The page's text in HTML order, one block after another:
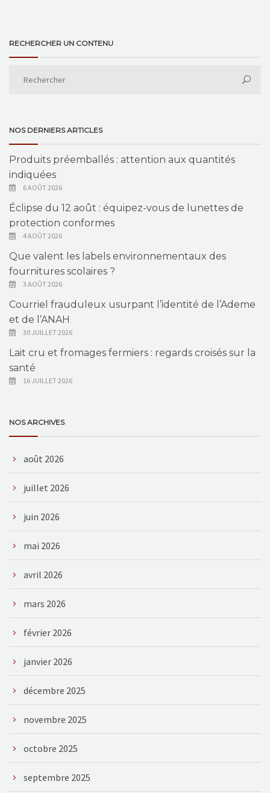
RECHERCHER UN CONTENU
NOS DERNIERS ARTICLES
Produits préemballés : attention aux quantités
indiquées
6 AOÛT 2026
Éclipse du 12 août : équipez-vous de lunettes de
protection conformes
4 AOÛT 2026
Que valent les labels environnementaux des
fournitures scolaires ?
3 AOÛT 2026
Courriel frauduleux usurpant l’identité de l’Ademe
et de l’ANAH
30 JUILLET 2026
Lait cru et fromages fermiers : regards croisés sur la
santé
16 JUILLET 2026
NOS ARCHIVES
août 2026
juillet 2026
juin 2026
mai 2026
avril 2026
mars 2026
février 2026
janvier 2026
décembre 2025
novembre 2025
octobre 2025
septembre 2025